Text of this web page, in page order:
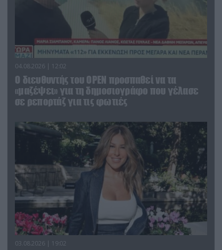
04.08.2026 | 12:02
O διευθυντής του OPEN προσπαθεί να τα
«μαζέψει» για τη δημοσιογράφο που γέλασε
σε ρεπορτάζ για τις φωτιές
03.08.2026 | 19:02